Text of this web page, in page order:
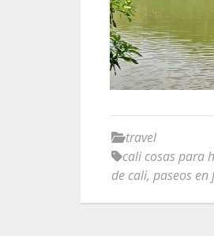
travel
cali cosas para
de cali, paseos